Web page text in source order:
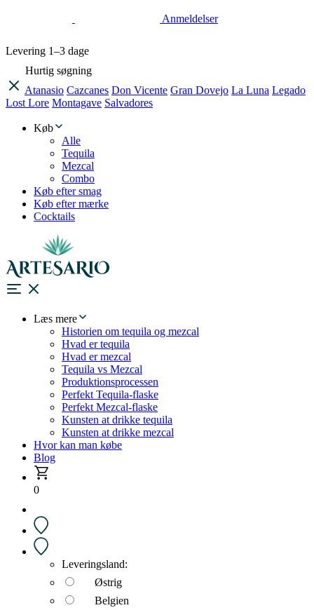
Anmeldelser
Levering 1–3 dage
Hurtig søgning
Atanasio Cazcanes Don Vicente Gran Dovejo La Luna Legado
Lost Lore Montagave Salvadores
Køb
Alle
Tequila
Mezcal
Combo
Køb efter smag
Køb efter mærke
Cocktails
Læs mere
Historien om tequila og mezcal
Hvad er tequila
Hvad er mezcal
Tequila vs Mezcal
Produktionsprocessen
Perfekt Tequila-flaske
Perfekt Mezcal-flaske
Kunsten at drikke tequila
Kunsten at drikke mezcal
Hvor kan man købe
Blog
0
Leveringsland:
Østrig
Belgien